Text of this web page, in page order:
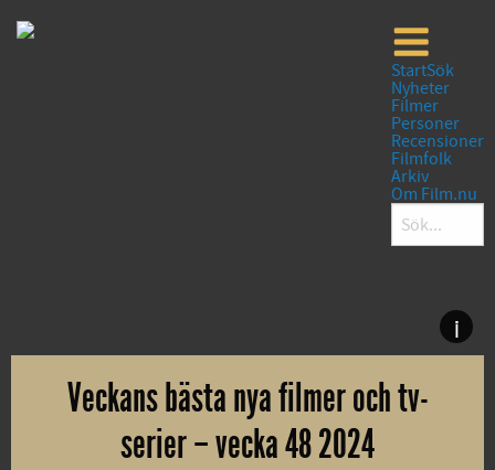
StartSök
Nyheter
Filmer
Personer
Recensioner
Filmfolk
Arkiv
Om Film.nu
i
Veckans bästa nya filmer och tv-
serier – vecka 48 2024